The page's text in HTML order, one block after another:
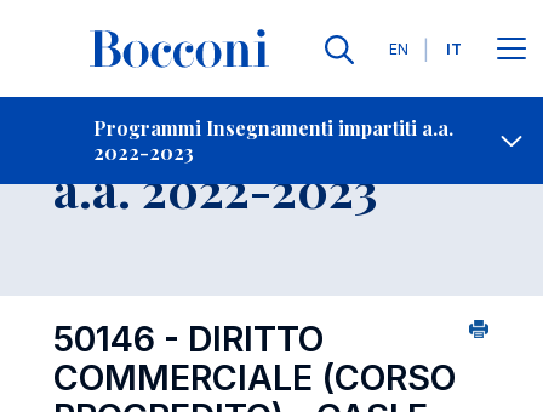
Lingue
EN IT
Programmi Insegnamenti impartiti a.a.
2022-2023
Contatti
Insegnamento
a.a. 2022-2023
50146 - DIRITTO
COMMERCIALE (CORSO